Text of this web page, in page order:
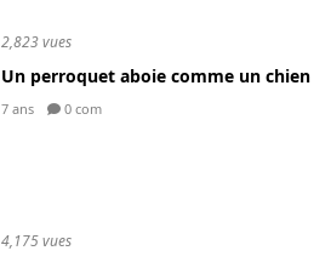
2,823 vues
Un perroquet aboie comme un chien
7 ans 0 com
4,175 vues